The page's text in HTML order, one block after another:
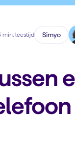
min. leestijd Simyo